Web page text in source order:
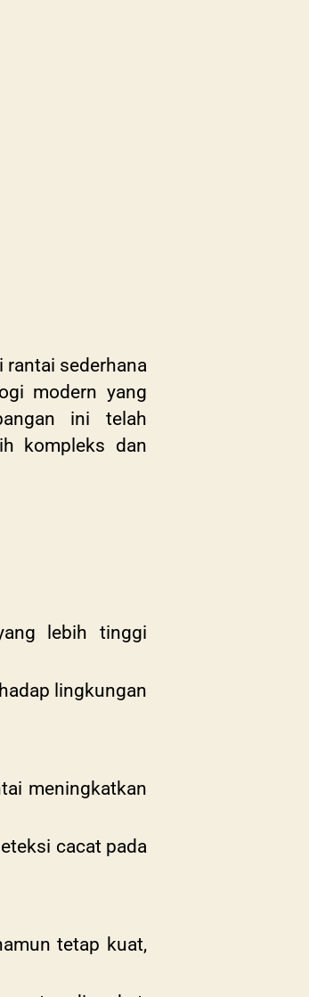
rantai sederhana
modern yang
ini telah
kompleks dan
lebih tinggi
lingkungan
meningkatkan
cacat pada
tetap kuat,